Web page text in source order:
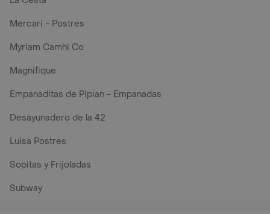
Mercari - Postres
Myriam Camhi Co
Magnifique
Empanaditas de Pipian - Empanadas
Desayunadero de la 42
Luisa Postres
Sopitas y Frijoladas
Subway